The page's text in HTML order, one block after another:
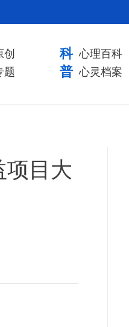
创
题
科
普
心理百科
心灵档案
项目大